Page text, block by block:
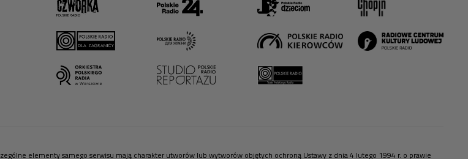
elementy samego serwisu mają charakter utworów lub wytworów objętych ochroną Ustawy z dnia 4 lutego 1994 r. o prawie